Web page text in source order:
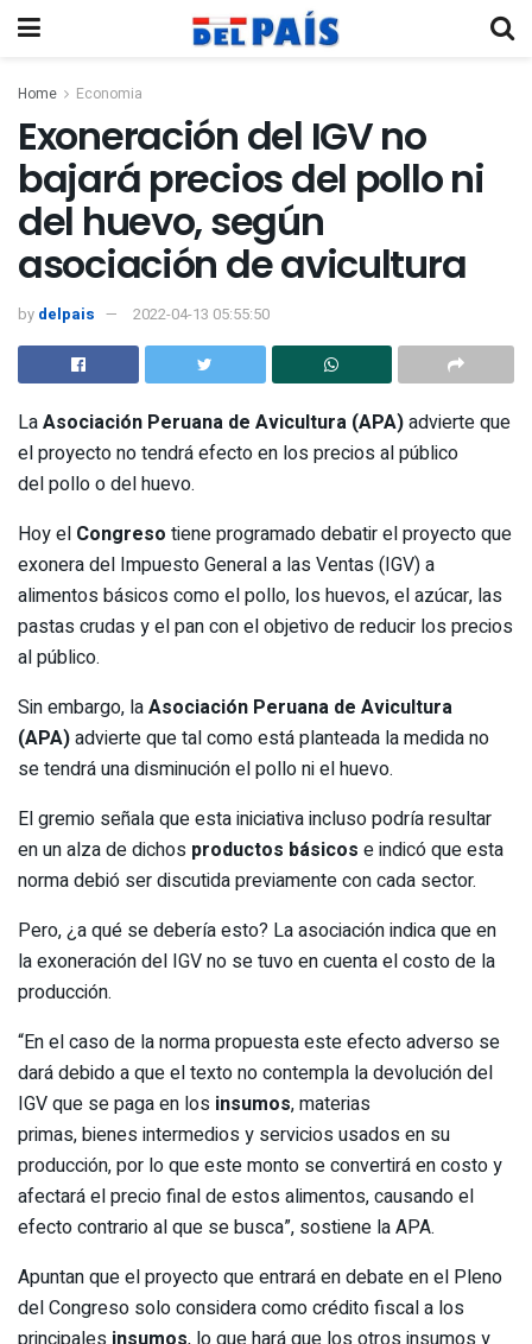
Home Economia
Exoneración del IGV no
bajará precios del pollo ni
del huevo, según
asociación de avicultura
by delpais 2022-04-13 05:55:50
LaAsociación Peruana de Avicultura (APA)advierte que
el proyecto no tendrá efecto en los precios al público
del pollo o del huevo.
Hoy el Congreso tiene programado debatir el proyecto que
exonera del Impuesto General a las Ventas (IGV) a
alimentos básicos como el pollo, los huevos, el azúcar, las
pastas crudas y el pan con el objetivo de reducir los precios
al público.
Sin embargo, laAsociación Peruana de Avicultura
(APA)advierte que tal como está planteada la medida no
se tendrá una disminución el pollo ni el huevo.
El gremio señala que esta iniciativa incluso podría resultar
en un alza de dichos productos básicos e indicó que esta
norma debió ser discutida previamente con cada sector.
Pero, ¿a qué se debería esto? La asociación indica que en
la exoneración del IGV no se tuvo en cuenta el costo de la
producción.
“En el caso de la norma propuesta este efecto adverso se
dará debido a que el texto no contempla la devolución del
IGV que se paga en los insumos, materias
primas, bienes intermedios y servicios usados en su
producción, por lo que este monto se convertirá en costo y
afectará el precio final de estos alimentos, causando el
efecto contrario al que se busca”, sostiene la APA.
Apuntan que el proyecto que entrará en debate en el Pleno
del Congreso solo considera como crédito fiscal a los